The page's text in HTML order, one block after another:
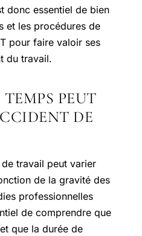
donc essentiel de bien
et les procédures de
pour faire valoir ses
du travail.
PEUT
DE
de travail peut varier
de la gravité des
professionnelles
de comprendre que
que la durée de